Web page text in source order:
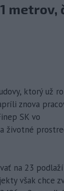
metrov,
ktorý už
znova
SK vo
životné
na 23
však chce